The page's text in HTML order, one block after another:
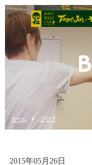
ホーム ブログ
2015年05月26日